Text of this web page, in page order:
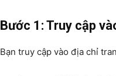
Bước 1: Truy cập
Bạn truy cập vào địa chỉ